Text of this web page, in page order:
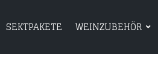
SEKTPAKETE WEINZUBEHÖR
SHOP WEIN WEINPAKETE